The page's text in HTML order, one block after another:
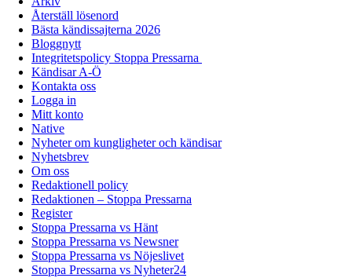
Återställ lösenord
Bästa kändissajterna 2026
Bloggnytt
Integritetspolicy Stoppa Pressarna
Kändisar A-Ö
Kontakta oss
Logga in
Mitt konto
Native
Nyheter om kungligheter och kändisar
Nyhetsbrev
Om oss
Redaktionell policy
Redaktionen – Stoppa Pressarna
Register
Stoppa Pressarna vs Hänt
Stoppa Pressarna vs Newsner
Stoppa Pressarna vs Nöjeslivet
Stoppa Pressarna vs Nyheter24